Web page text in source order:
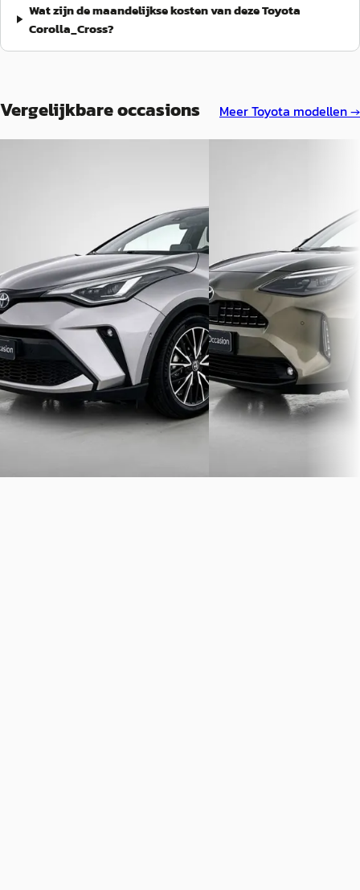
Wat zijn de maandelijkse kosten van deze Toyota
Corolla_Cross?
Vergelijkbare occasions MeerToyota modellen →
v.a. € 592/mnd
Marktconform
2021 · 85.326 km · Hybride ·
Automaat
Louwman Toyota Hellevoetsluis·
Hellevoetsluis
4,0(
Bekijk aanbieding →
v.a. € 582/mnd
2023 · 55.416 km · Hybride ·
Automaat
Louwman Toyota
Roosendaal
4,3 277)
Bekijk aanbieding →
Vergelijk